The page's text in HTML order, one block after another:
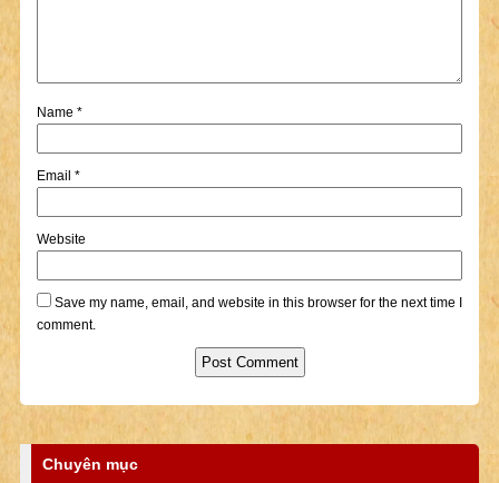
Name *
Email *
Website
Save my name, email, and website in this browser for the next time I
comment.
Chuyên mục